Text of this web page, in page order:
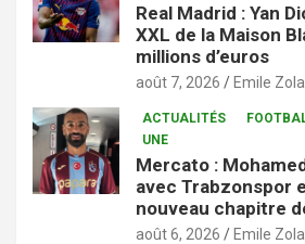
Real Madrid : Yan
XXL de la Maison
millions d’euros
août 7, 2026 Emile
ACTUALITÉS
UNE
Mercato :
avec Trabzonspor
nouveau chapitre
août 6, 2026 Emile